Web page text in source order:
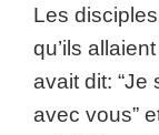
Les
qu’ils
avait dit: “Je
avec vous”